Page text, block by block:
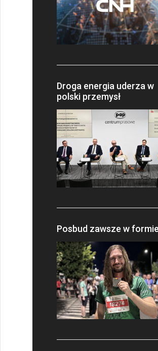
Droga energia uderza w
polski przemysł
Posbud zawsze w